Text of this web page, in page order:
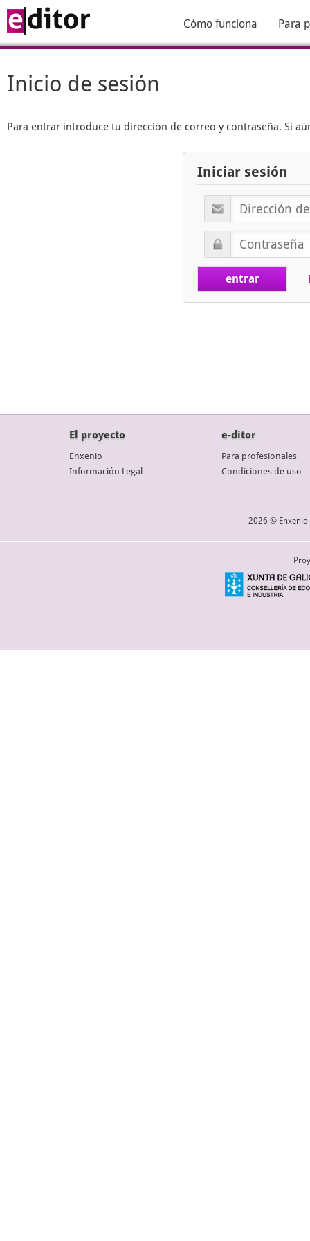
Cómo funciona Para
Inicio de sesión
Para entrar introduce tu dirección de correo y contraseña. Si
Iniciar sesión
El proyecto
Enxenio
Información Legal
e-ditor
Para profesionales
Condiciones de uso
2026 © Enxenio